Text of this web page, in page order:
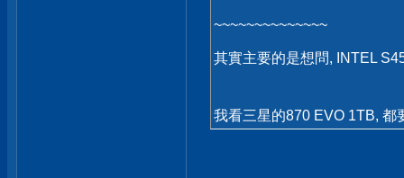
~~~~~~~~~~~~~~
其實主要的是想問, INTEL
我看三星的870 EVO 1TB,